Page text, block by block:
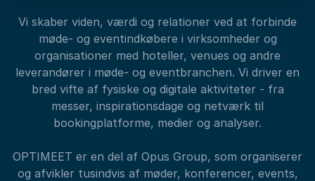
Vi skaber viden, værdi og relationer ved at forbinde
møde- og eventindkøbere i virksomheder og
organisationer med hoteller, venues og andre
leverandører i møde- og eventbranchen. Vi driver en
bred vifte af fysiske og digitale aktiviteter - fra
messer, inspirationsdage og netværk til
bookingplatforme, medier og analyser.
OPTIMEET er en del af Opus Group, som organiserer
og afvikler tusindvis af møder, konferencer, events,